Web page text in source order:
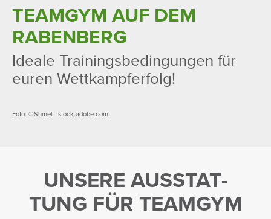
TEAMGYM AUF DEM
RABEN­BERG
Ideale Trai­nings­be­din­gungen für
euren Wett­kampfer­folg!
Foto: ©Shmel - stock.adobe.com
UNSERE AUSSTAT­
TUNG FÜR TEAMGYM